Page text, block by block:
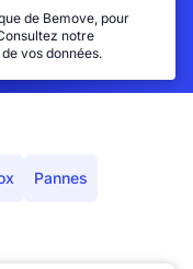
de Bemove, pour
notre
vos données.
Pannes